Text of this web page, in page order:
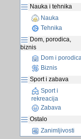
Nauka i tehnika
Nauka
Tehnika
Dom, porodica,
biznis
Dom i
Biznis
Sport i zabava
Sport i
rekreacija
Zabava
Ostalo
Zanimljivosti